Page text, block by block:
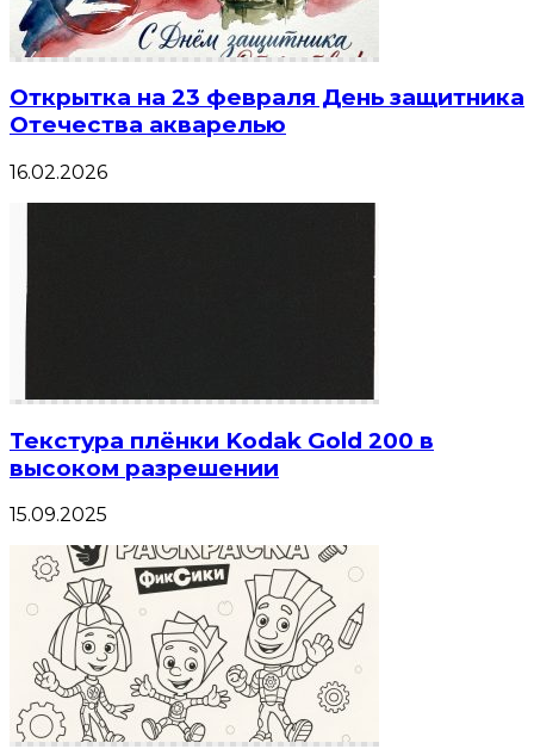
Открытка на 23 февраля День защитника
Отечества акварелью
16.02.2026
Текстура плёнки Kodak Gold 200 в
высоком разрешении
15.09.2025